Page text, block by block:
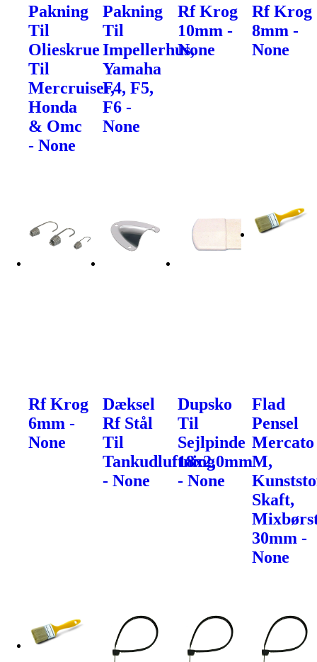
Pakning
Til
Olieskrue
Til
Mercruiser,
Honda
& Omc
- None
Pakning
Til
Impellerhus,
Yamaha
F4, F5,
F6 -
None
Rf Krog
10mm -
None
Rf Krog
8mm -
None
Rf Krog
6mm -
None
Dæksel
Rf Stål
Til
Tankudluftning
- None
Dupsko
Til
Sejlpinde
18x2,0mm
- None
Flad
Pensel
Mercato
M,
Skaft,
30mm -
None